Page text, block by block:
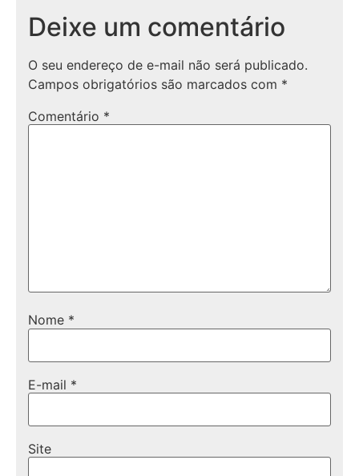
Deixe um comentário
O seu endereço de e-mail não será publicado.
Campos obrigatórios são marcados com *
Comentário *
Nome *
E-mail *
Site